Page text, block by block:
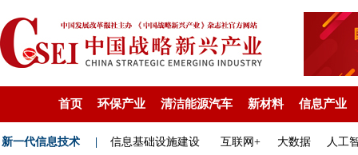
首页 环保产业 清洁能源汽车 新材料 信息产业
新一代信息技术 信息基础设施建设 互联网+ 大数据 人工